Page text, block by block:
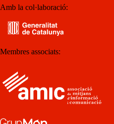
Amb la col·laboració:
Membres associats: